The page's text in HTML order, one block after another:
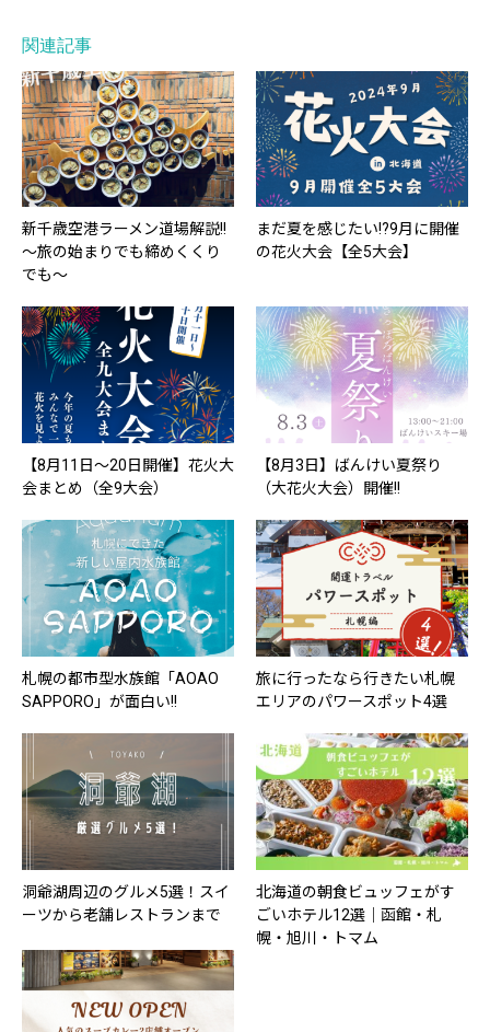
関連記事
新千歳空港ラーメン道場解説!!
～旅の始まりでも締めくくり
でも～
まだ夏を感じたい!?9月に開催
の花火大会【全5大会】
【8月11日～20日開催】花火大
会まとめ（全9大会）
【8月3日】ばんけい夏祭り
（大花火大会）開催!!
札幌の都市型水族館「AOAO
SAPPORO」が面白い!!
旅に行ったなら行きたい札幌
エリアのパワースポット4選
洞爺湖周辺のグルメ5選！スイ
ーツから老舗レストランまで
北海道の朝食ビュッフェがす
ごいホテル12選｜函館・札
幌・旭川・トマム